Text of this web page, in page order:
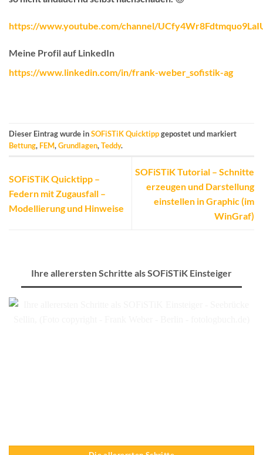
https://www.youtube.com/channel/
Meine Profil auf LinkedIn
https://www.linkedin.com/in/frank-weber_sofistik-ag
Dieser Eintrag wurde inSOFiSTiK Quicktippgepostet und markiert
Bettung, FEM,Grundlagen,Teddy.
SOFiSTiK Quicktipp –
Federn mit Zugausfall –
Modellierung und Hinweise
SOFiSTiK Tutorial – Schnitte
erzeugen und Darstellung
einstellen in Graphic (im
WinGraf)
Ihre allerersten Schritte als SOFiSTiK Einsteiger